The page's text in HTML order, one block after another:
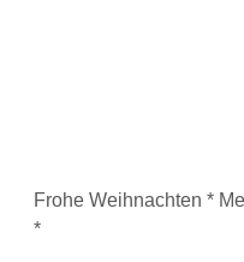
Frohe Weihnachten *
*